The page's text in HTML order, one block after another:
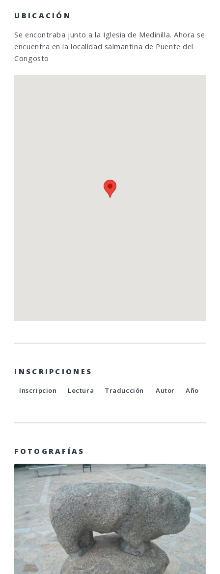
UBICACIÓN
Se encontraba junto a la Iglesia de Medinilla. Ahora se
encuentra en la localidad salmantina de Puente del
Congosto
INSCRIPCIONES
Inscripcion Lectura Traducción Autor Año
FOTOGRAFÍAS